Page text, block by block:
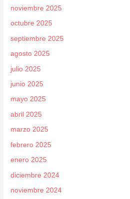
noviembre 2025
octubre 2025
septiembre 2025
agosto 2025
julio 2025
junio 2025
mayo 2025
abril 2025
marzo 2025
febrero 2025
enero 2025
diciembre 2024
noviembre 2024